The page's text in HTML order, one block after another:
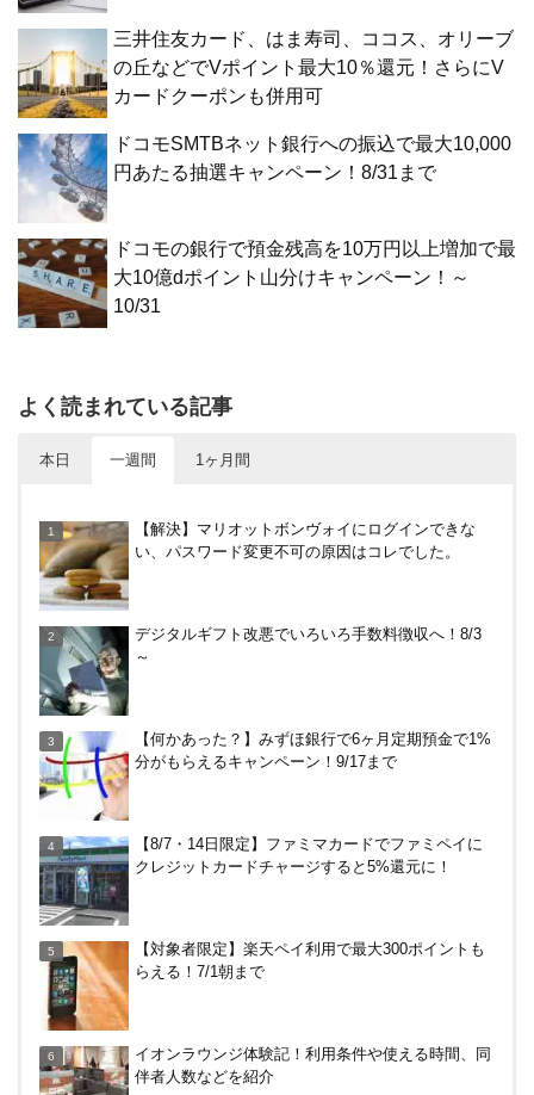
三井住友カード、はま寿司、ココス、オリーブ
の丘などでVポイント最大10％還元！さらにV
カードクーポンも併用可
ドコモSMTBネット銀行への振込で最大10,000
円あたる抽選キャンペーン！8/31まで
ドコモの銀行で預金残高を10万円以上増加で最
大10億dポイント山分けキャンペーン！～
10/31
よく読まれている記事
本日 一週間 1ヶ月間
け4％増量！Yahoo!ふるさと納税で使おう
り場やメリット・デメリットを解説
や違約金は？
後の対応、仕上がり時間などまとめ
換する方法！重要注意点あり
い、パスワード変更不可の原因はコレでした。
【解決】マリオットボンヴォイにログインできな
い、パスワード変更不可の原因はコレでした。
デジタルギフト改悪でいろいろ手数料徴収へ！8/3
～
【何かあった？】みずほ銀行で6ヶ月定期預金で1%
分がもらえるキャンペーン！9/17まで
【8/7・14日限定】ファミマカードでファミペイに
クレジットカードチャージすると5%還元に！
【対象者限定】楽天ペイ利用で最大300ポイントも
らえる！7/1朝まで
イオンラウンジ体験記！利用条件や使える時間、同
伴者人数などを紹介